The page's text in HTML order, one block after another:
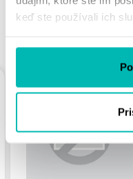
keď ste používali ich